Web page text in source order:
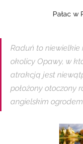
Pałac w
Raduń to niewielkie
okolicy Opawy, w
atrakcją jest
położony otoczony
angielskim ogrodem